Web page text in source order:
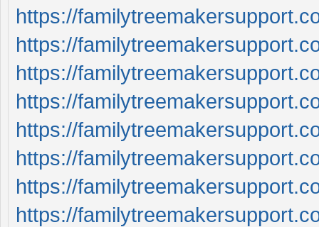
https://
https://
https://
https://
https://
https://
https://
https://